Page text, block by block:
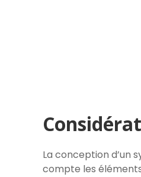
La conception d’un
compte les